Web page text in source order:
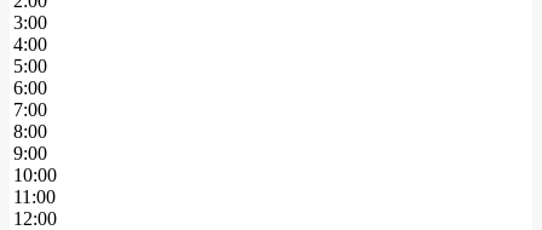
3:00
4:00
5:00
6:00
7:00
8:00
9:00
10:00
11:00
12:00